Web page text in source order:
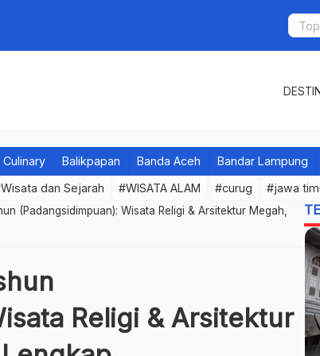
Culinary Balikpapan Banda Aceh Bandar Lampung
dan Sejarah #WISATA ALAM #curug #jawa
(Padangsidimpuan): Wisata Religi & Arsitektur Megah,
Religi & Arsitektur